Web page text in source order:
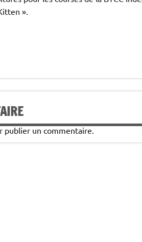
».
publier un commentaire.